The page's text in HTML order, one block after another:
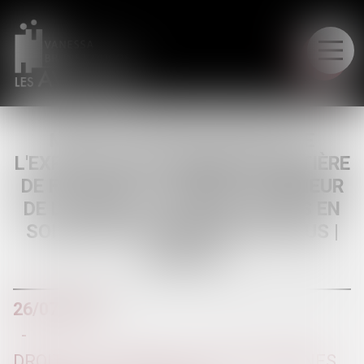
LE CABINET
L'EXPERTISE BIOLOGIQUE EN MATIÈRE
DE FILIATION : L'INTÉRÊT SUPÉRIEUR
DE L'ENFANT NE CONSTITUE PAS EN
SOI UN MOTIF LÉGITIME DE REFUS |
26/07/2016